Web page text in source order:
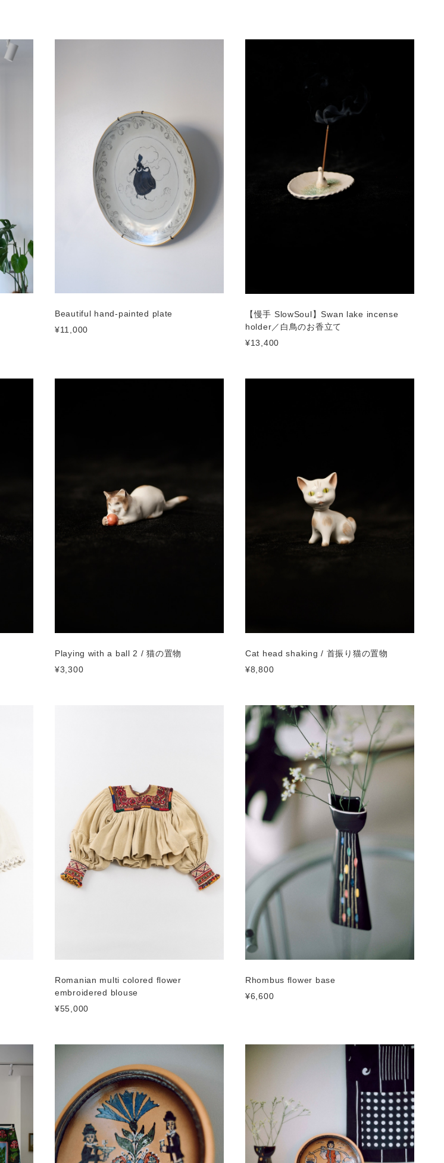
Beautiful hand-painted plate
¥11,000
【慢手 SlowSoul】Swan lake incense
holder／白鳥のお香立て
¥13,400
Playing with a ball 2 / 猫の置物
¥3,300
Cat head shaking / 首振り猫の置物
¥8,800
Romanian multi colored flower
embroidered blouse
¥55,000
Rhombus flower base
¥6,600